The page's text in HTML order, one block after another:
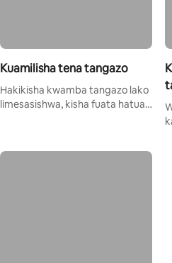
Kuamilisha tena tangazo
Hakikisha kwamba tangazo lako
limesasishwa, kisha fuata hatua